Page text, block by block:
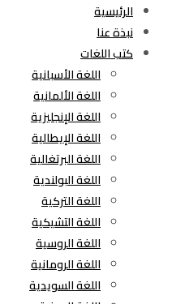
الرئيسية
نبذة عنا
كتب اللغات
اللغة الأسبانية
اللغة الألمانية
اللغة الإنجليزية
اللغة الإيطالية
اللغة البرتغالية
اللغة البولندية
اللغة التركية
اللغة التشيكية
اللغة الروسية
اللغة الرومانية
اللغة السويدية